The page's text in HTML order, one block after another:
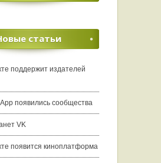
статьи
поддержит издателей
появились сообщества
VK
появится киноплатформа